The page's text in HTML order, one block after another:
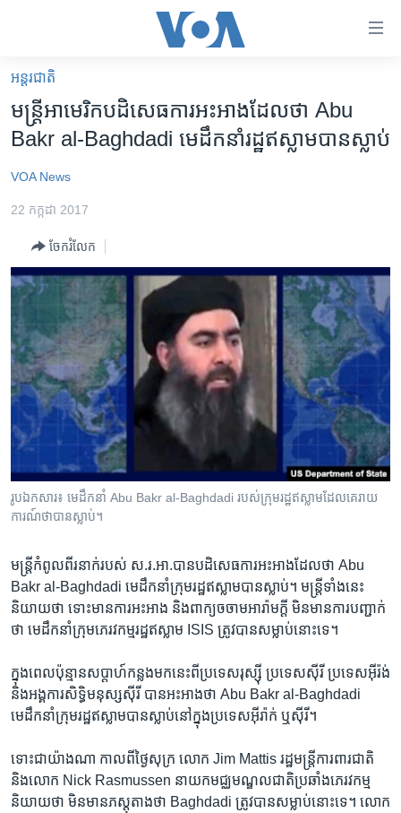
គេហទំព័រ​
ទាក់ទង
និង​
ទំព័រ​
ម្តង
រំលង​
និង​
ចូល​
ទៅ​
ទំព័រ​
រចនា
សម្ព័ន្ធ​
រំលង​
និង​
ទៅ​
ស្វែង​
អន្តរជាតិ
ហេឡូវីអូអេ
កម្ពុជាច្នៃប្រតិដ្ឋ
ព្រឹត្តិការណ៍ព័ត៌មាន
ទូរទស្សន៍ / វីដេអូ​
វិទ្យុ / ផតខាសថ៍
កម្មវិធីទាំងអស់
Khmer English
បណ្តាញ​សង្គម
ភាសា
អន្តរជាតិ
មន្ត្រី​អាមេរិក​បដិសេធ​ការ​អះអាង​ដែល​ថា ​Abu
Bakr al-Baghdadi​ មេដឹកនាំ​រដ្ឋ​ឥស្លាម​បាន​ស្លាប់​​
VOA News
22 កក្កដា 2017
ចែករំលែក
រូបឯកសារ៖ មេដឹកនាំ Abu Bakr al-Baghdadi របស់​ក្រុម​រដ្ឋ​ឥស្លាម​ដែល​គេ​រាយ
ការណ៍​ថា​បាន​ស្លាប់។
មន្ត្រី​កំពូល​ពីរ​នាក់​របស់​ ស.រ.អា.​បាន​បដិសេធ​ការ​អះអាង​ដែល​ថា ​Abu
Bakr al-Baghdadi​ មេដឹក​នាំ​ក្រុម​រដ្ឋ​ឥស្លាម​បានស្លាប់។ មន្ត្រី​ទាំង​នេះ​
និយាយ​ថា ​ទោះ​មាន​ការ​អះអាង​ និង​ពាក្យ​ចចាម​អារ៉ាម​ក្តី​ មិន​មាន​ការ​បញ្ជាក់​
ថា មេដឹក​នាំ​ក្រុម​ភេរវកម្ម​រដ្ឋ​ឥស្លាម​ ISIS​ ត្រូវ​បាន​សម្លាប់​នោះ​ទេ។
ក្នុង​ពេល​ប៉ុន្មាន​សប្តាហ៍​កន្លង​មក​នេះ​ពី​ប្រទេស​រុស្ស៊ី ប្រទេស​ស៊ីរី​ ប្រទេស​អ៊ីរ៉ង់​
និង​អង្គការ​សិទ្ធិ​មនុស្ស​ស៊ីរី​ បាន​អះអាង​ថា​ Abu Bakr al-Baghdadi​
មេដឹក​នាំ​ក្រុម​រដ្ឋ​ឥស្លាម​បាន​ស្លាប់​នៅ​ក្នុង​ប្រទេស​អ៊ីរ៉ាក់ ​ឬស៊ីរី។
ទោះ​ជា​យ៉ាង​ណា​ កាល​ពី​ថ្ងៃ​សុក្រ​ លោក​ Jim Mattis ​រដ្ឋ​មន្ត្រី​ការពារជាតិ
និង​លោក​ Nick Rasmussen ​នាយក​មជ្ឈមណ្ឌល​ជាតិ​ប្រឆាំង​ភេរវកម្ម
និយាយ​ថា ​មិន​មាន​ភស្តុតាង​ថា ​Baghdadi​ ​ត្រូវ​បាន​សម្លាប់​នោះ​ទេ។ ​លោក​